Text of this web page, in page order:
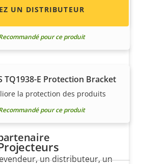
pour ce produit
TQ1938-E Protection Bracket
la protection des produits
pour ce produit
UN DISTRIBUTEUR
un distributeur, un